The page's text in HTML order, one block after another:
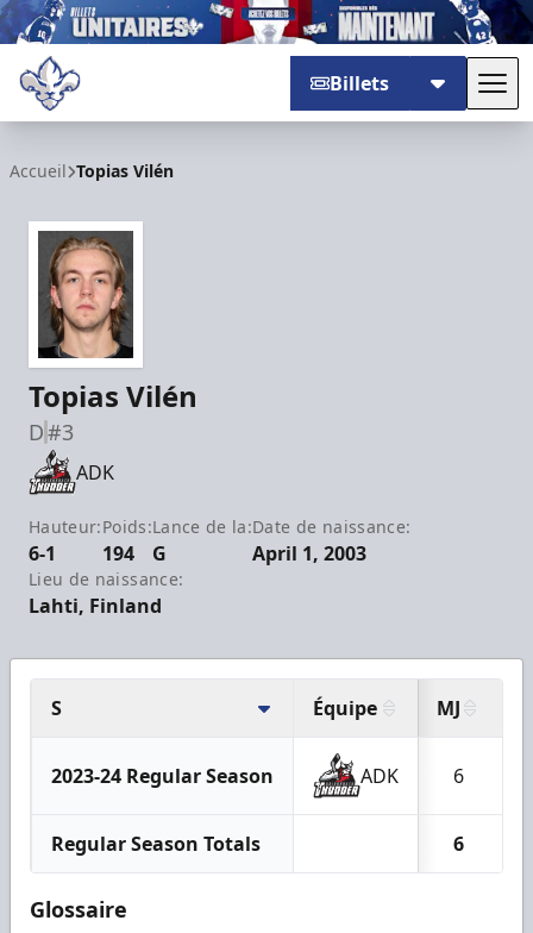
Billets
Accueil Topias Vilén
Topias Vilén
D#3
ADK
Hauteur:
6-1
Poids:
194
Lance de la:
G
Date de naissance:
April 1, 2003
Lieu de naissance:
Lahti, Finland
S Équipe MJ
2023-24 Regular Season ADK 6
Regular Season Totals 6
Glossaire